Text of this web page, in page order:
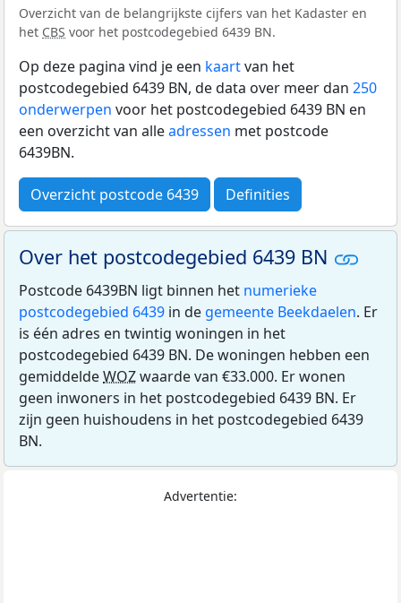
Overzicht van de belangrijkste cijfers van het Kadaster en
het CBS voor het postcodegebied 6439 BN.
Op deze pagina vind je een kaartvan het
postcodegebied 6439 BN, de data over meer dan 250
onderwerpen voor het postcodegebied 6439 BN en
een overzicht van alleadressen met postcode
6439BN.
Overzicht postcode 6439 Definities
Over het postcodegebied 6439 BN
Postcode 6439BN ligt binnen het numerieke
postcodegebied 6439 in de gemeente Beekdaelen. Er
is één adres en twintig woningen in het
postcodegebied 6439 BN. De woningen hebben een
gemiddeldeWOZwaarde van €33.000. Er wonen
geen inwoners in het postcodegebied 6439 BN. Er
zijn geen huishoudens in het postcodegebied 6439
BN.
Advertentie: